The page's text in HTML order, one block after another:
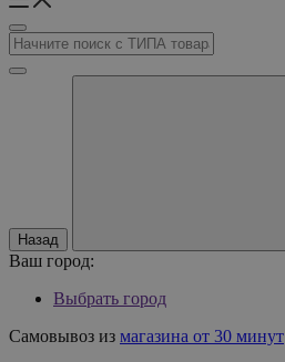
Назад
Ваш город:
Выбрать город
Самовывоз из магазина от 30 минут